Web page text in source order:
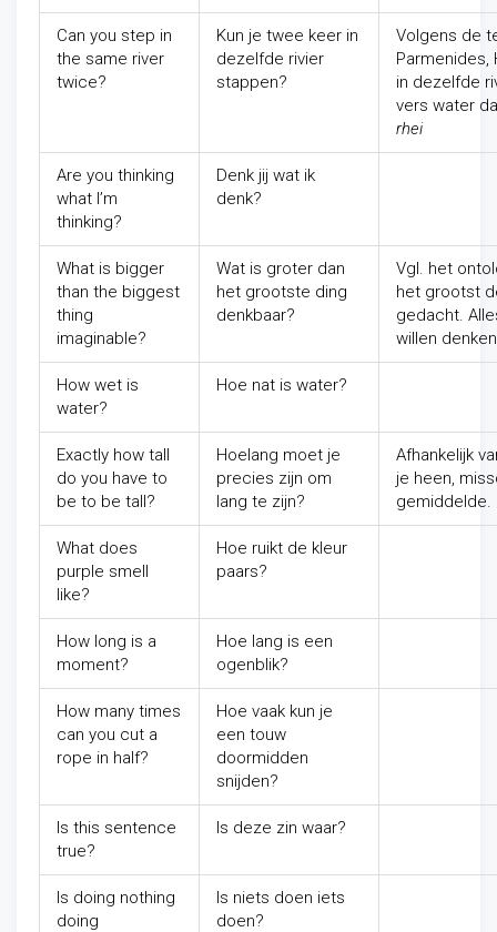
Can you step in
the same river
twice?
Kun je twee keer in
dezelfde rivier
stappen?
Volgens de
Parmenides,
in dezelfde
vers water
rhei
Are you thinking
what I’m
thinking?
Denk jij wat ik
denk?
What is bigger
than the biggest
thing
imaginable?
Wat is groter dan
het grootste ding
denkbaar?
Vgl. het
het grootst
gedacht.
willen
How wet is
water?
Hoe nat is water?
Exactly how tall
do you have to
be to be tall?
Hoelang moet je
precies zijn om
lang te zijn?
Afhankelijk
je heen,
gemiddelde.
What does
purple smell
like?
Hoe ruikt de kleur
paars?
How long is a
moment?
Hoe lang is een
ogenblik?
How many times
can you cut a
rope in half?
Hoe vaak kun je
een touw
doormidden
snijden?
Is this sentence
true?
Is deze zin waar?
Is doing nothing
doing
Is niets doen iets
doen?